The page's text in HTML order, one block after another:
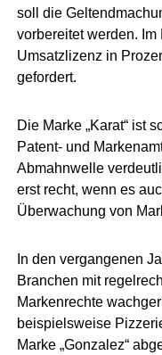
soll die
vorbereitet werden.
Umsatzlizenz in
gefordert.
Die Marke „Karat“ ist
Patent- und
Abmahnwelle
erst recht, wenn es
Überwachung von
In den vergangenen
Branchen mit
Markenrechte
beispielsweise
Marke „Gonzalez“